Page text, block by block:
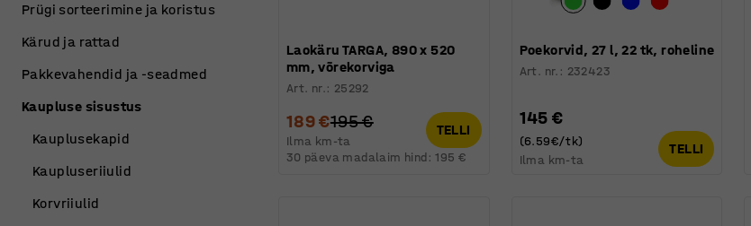
Laokäru TARGA, 890 x 520
mm, võrekorviga
Art. nr.: 25292
189 €195 €
Ilma km-ta
TELLI
30 päeva madalaim hind: 195 €
Poekorvid, 27 l, 22 tk, roheline
Art. nr. : 232423
145 €
(6.59€/tk)
Ilma km-ta
TELLI
Prügi sorteerimine ja koristus
Kärud ja rattad
Pakkevahendid ja -seadmed
Kaupluse sisustus
Kauplusekapid
Kaupluseriiulid
Korvriiulid